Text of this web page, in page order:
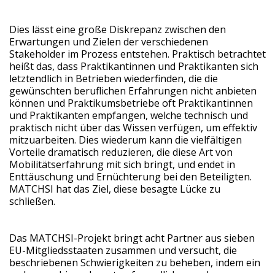
Dies lässt eine große Diskrepanz zwischen den
Erwartungen und Zielen der verschiedenen
Stakeholder im Prozess entstehen. Praktisch betrachtet
heißt das, dass Praktikantinnen und Praktikanten sich
letztendlich in Betrieben wiederfinden, die die
gewünschten beruflichen Erfahrungen nicht anbieten
können und Praktikumsbetriebe oft Praktikantinnen
und Praktikanten empfangen, welche technisch und
praktisch nicht über das Wissen verfügen, um effektiv
mitzuarbeiten. Dies wiederum kann die vielfältigen
Vorteile dramatisch reduzieren, die diese Art von
Mobilitätserfahrung mit sich bringt, und endet in
Enttäuschung und Ernüchterung bei den Beteiligten.
MATCHSI hat das Ziel, diese besagte Lücke zu
schließen.
Das MATCHSI-Projekt bringt acht Partner aus sieben
EU-Mitgliedsstaaten zusammen und versucht, die
beschriebenen Schwierigkeiten zu beheben, indem ein